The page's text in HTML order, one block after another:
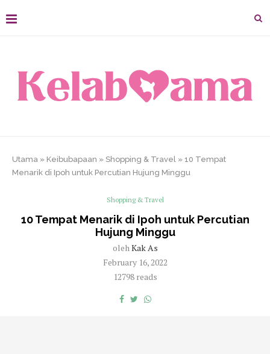
Utama » Keibubapaan » Shopping & Travel » 10 Tempat
Menarik di Ipoh untuk Percutian Hujung Minggu
Shopping & Travel
10 Tempat Menarik di Ipoh untuk Percutian
Hujung Minggu
olehKak As
February 16, 2022
12798 reads